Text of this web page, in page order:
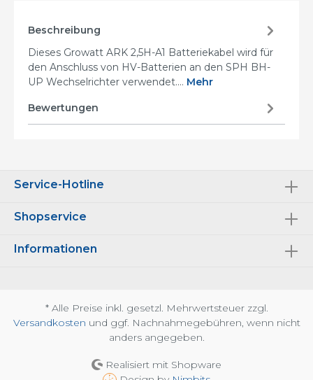
Beschreibung
Dieses Growatt ARK 2,5H-A1 Batteriekabel wird für
den Anschluss von HV-Batterien an den SPH BH-
UP Wechselrichter verwendet.… Mehr
Bewertungen
Service-Hotline
Shopservice
Informationen
* Alle Preise inkl. gesetzl. Mehrwertsteuer zzgl.
Versandkosten und ggf. Nachnahmegebühren, wenn nicht
anders angegeben.
Realisiert mit Shopware